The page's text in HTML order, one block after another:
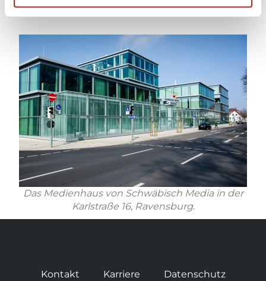
Radiosendern.
Das Medienhaus von Schwäbisch Media in der
Karlstraße 16, Ravensburg.
Kontakt Karriere Datenschutz